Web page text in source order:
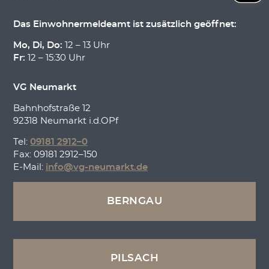
Das Einwohnermeldeamt ist zusätzlich geöffnet:
Mo, Di, Do: 12 – 13 Uhr
Fr: 12 – 15:30 Uhr
VG Neumarkt
Bahnhofstraße 12
92318 Neumarkt i.d.OPf
Tel: 09181 2912–0
Fax: 09181 2912–150
E-Mail: info@vg-neumarkt.de
BERNGAU
PILSACH